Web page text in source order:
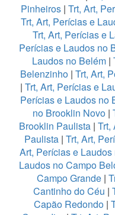
Pinheiros| Trt, Art,
Trt, Art, Perícias e
Trt, Art, Perícias e
Perícias e Laudos no
Laudos no Belém|
Belenzinho| Trt, Art,
| Trt, Art, Perícias e
Perícias e Laudos no
no Brooklin Novo|
Brooklin Paulista | Trt,
Paulista| Trt, Art,
Art, Perícias e
Laudos no Campo
Campo Grande|
Cantinho do Céu |
Capão Redondo |